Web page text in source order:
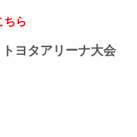
ちら
トヨタアリーナ大会